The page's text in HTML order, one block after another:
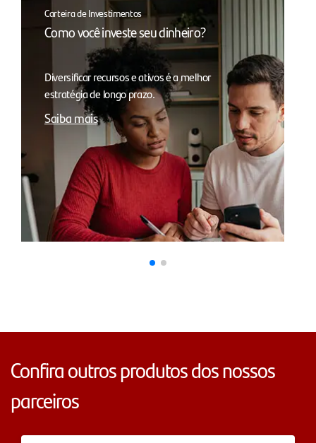
Carteira de Investimentos
Como você investe seu dinheiro?
Diversificar recursos e ativos é a melhor
estratégia de longo prazo.
Saiba mais
Confira outros produtos dos nossos
parceiros